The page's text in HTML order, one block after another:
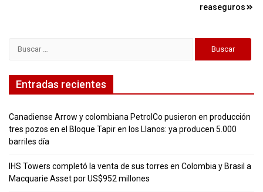
reaseguros
Entradas recientes
Canadiense Arrow y colombiana PetrolCo pusieron en producción
tres pozos en el Bloque Tapir en los Llanos: ya producen 5.000
barriles día
IHS Towers completó la venta de sus torres en Colombia y Brasil a
Macquarie Asset por US$952 millones